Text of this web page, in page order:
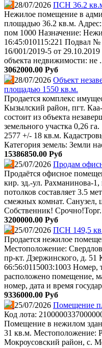
28/07/2026 ПСН 36.2
Нежилое помещение в
площадью 36.2 кв.м.
пом 1000 Назначение:
16:45:010115:221 Подвал №
16/001/2019-5 от
объекта недвижимости: не
3062000.00 Руб
28/07/2026 Объект
площадью 1550 кв.м.
Продается комплекс
Кызылский район, пгт.
состоит из объекта
земельного участка 0,26
2577 +/- 18 кв.м.
Категория земель: Земли
15386850.00 Руб
25/07/2026 Продам
Продаётся офисное
кир. зд.-ул. Рахманинова-
потолков составляет 3.5
смежных комнат. Санузел,
Собственник!
3200000.00 Руб
25/07/2026 ПСН 149,5
Продается нежилое
Местоположение:
пр-кт. Дзержинского, д. 51
66:56:0115003:1003 Номер,
расположено помещение,
номер, дата и время
9336000.00 Руб
25/07/2026 Помещение
Код лота:
Помещение в нежилом
31 кв.м. Местоположение:
Мокроусовский район, с.